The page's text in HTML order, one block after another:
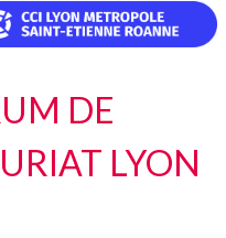
DE
LYON